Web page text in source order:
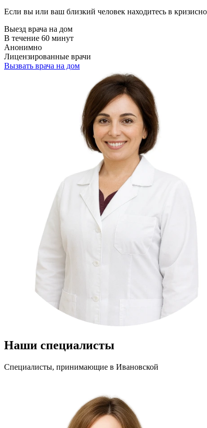
Если вы или ваш близкий человек находитесь в
Выезд врача на дом
В течение 60 минут
Анонимно
Лицензированные врачи
Вызвать врача на дом
Наши специалисты
Специалисты, принимающие в Ивановской